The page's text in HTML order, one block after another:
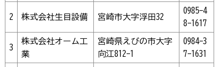
2 株式会社生目設備 宮崎市大字浮田32
0985-4
8-1617
3
株式会社オーム工
業
宮崎県えびの市大字
向江812-1
0984-3
7-1631